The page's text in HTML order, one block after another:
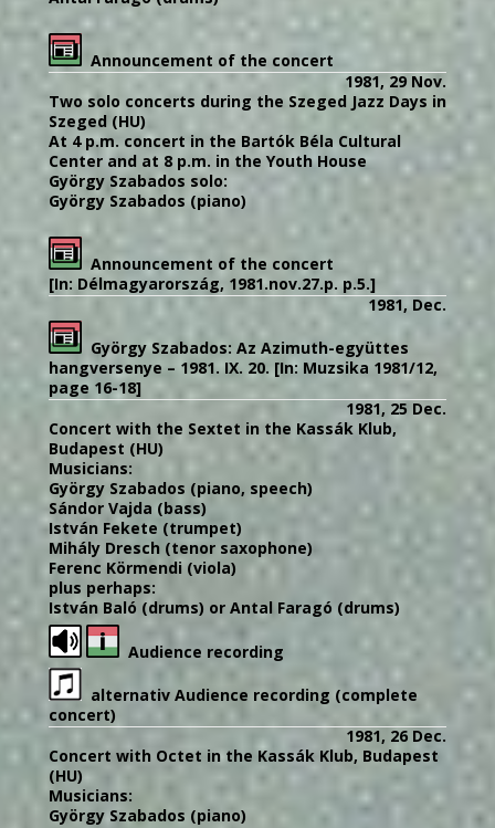
Announcement of the concert
1981, 29 Nov.
Two solo concerts during the Szeged Jazz Days in
Szeged (HU)
At 4 p.m. concert in the Bartók Béla Cultural
Center and at 8 p.m. in the Youth House
György Szabados solo:
György Szabados (piano)
Announcement of the concert
[In: Délmagyarország, 1981.nov.27.p. p.5.]
1981, Dec.
GyörgySzabados: Az Azimuth-együttes
hangversenye – 1981. IX. 20. [In: Muzsika 1981/12,
page 16-18]
1981, 25 Dec.
Concert with the Sextet in the Kassák Klub,
Budapest (HU)
Musicians:
György Szabados (piano, speech)
Sándor Vajda (bass)
István Fekete (trumpet)
Mihály Dresch (tenor saxophone)
Ferenc Körmendi (viola)
plus perhaps:
István Baló (drums) or Antal Faragó (drums)
Audience recording
alternativ Audience recording (complete
concert)
1981, 26 Dec.
Concert with Octet in the Kassák Klub, Budapest
(HU)
Musicians:
György Szabados (piano)